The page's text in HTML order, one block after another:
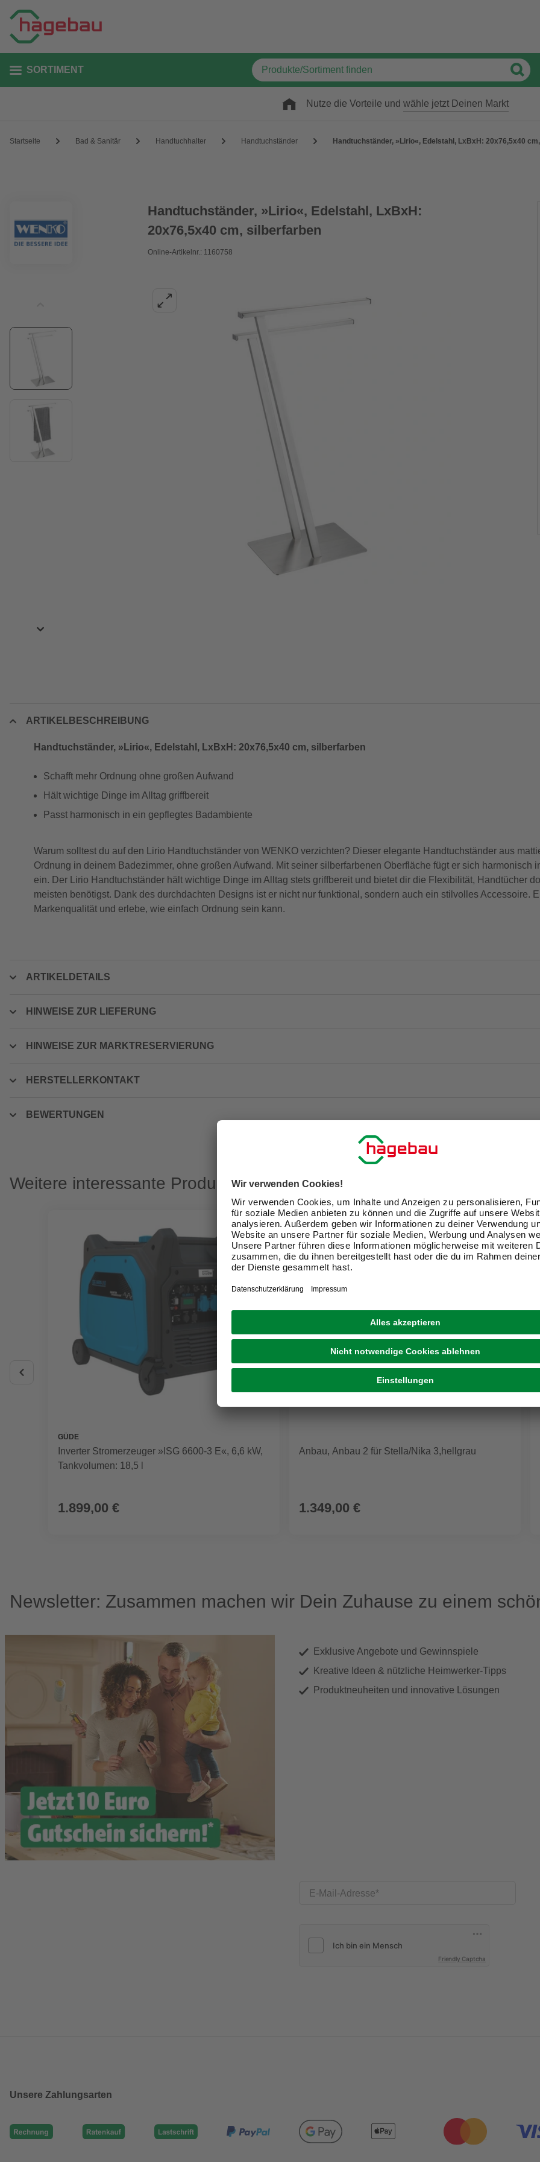
SORTIMENT
Nutze die Vorteile und wähle jetzt Deinen Markt
Startseite Bad & Sanitär Handtuchhalter Handtuchständer Handtuchständer, »Lirio«, Edelstahl, LxBxH: 20x76,5x40
Handtuchständer, »Lirio«, Edelstahl, LxBxH:
20x76,5x40 cm, silberfarben
Online-Artikelnr.: 1160758
ARTIKELBESCHREIBUNG
Handtuchständer, »Lirio«, Edelstahl, LxBxH: 20x76,5x40 cm, silberfarben
Schafft mehr Ordnung ohne großen Aufwand
Hält wichtige Dinge im Alltag griffbereit
Passt harmonisch in ein gepflegtes Badambiente
Warum solltest du auf den Lirio Handtuchständer von WENKO verzichten? Dieser elegante Handtuchständer aus
Ordnung in deinem Badezimmer, ohne großen Aufwand. Mit seiner silberfarbenen Oberfläche fügt er sich harmonisch
ein. Der Lirio Handtuchständer hält wichtige Dinge im Alltag stets griffbereit und bietet dir die Flexibilität, Handtücher
meisten benötigst. Dank des durchdachten Designs ist er nicht nur funktional, sondern auch ein stilvolles Accessoire.
Markenqualität und erlebe, wie einfach Ordnung sein kann.
ARTIKELDETAILS
HINWEISE ZUR LIEFERUNG
HINWEISE ZUR MARKTRESERVIERUNG
HERSTELLERKONTAKT
BEWERTUNGEN
Weitere interessante Produkte
GÜDE
Inverter Stromerzeuger »ISG 6600-3 E«, 6,6 kW,
Tankvolumen: 18,5 l
1.899,00 €
Anbau, Anbau 2 für Stella/Nika 3,hellgrau
1.349,00 €
Newsletter: Zusammen machen wir Dein Zuhause zu einem
Exklusive Angebote und Gewinnspiele
Kreative Ideen & nützliche Heimwerker-Tipps
Produktneuheiten und innovative Lösungen
E-Mail-Adresse
Friendly Captcha
Unsere Zahlungsarten